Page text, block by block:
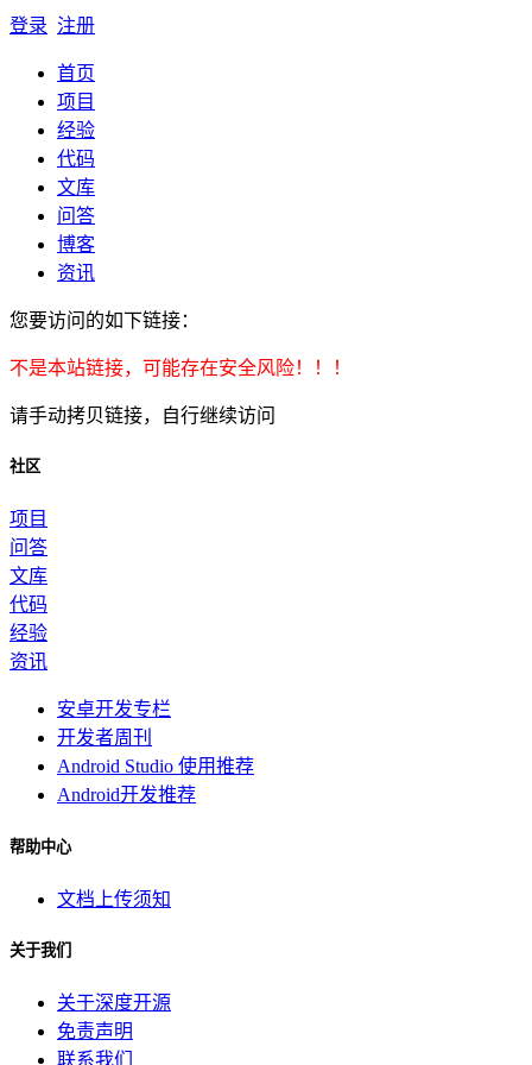
登录 注册
首页
项目
经验
代码
文库
问答
博客
资讯
您要访问的如下链接：
不是本站链接，可能存在安全风险！！！
请手动拷贝链接，自行继续访问
社区
项目
问答
文库
代码
经验
资讯
安卓开发专栏
开发者周刊
Android Studio 使用推荐
Android开发推荐
帮助中心
文档上传须知
关于我们
关于深度开源
免责声明
联系我们